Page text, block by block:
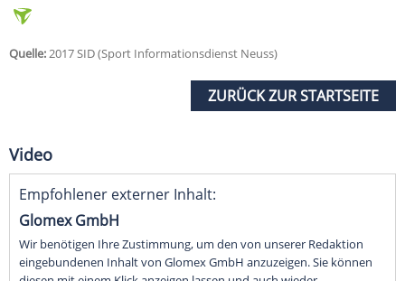
Quelle:2017 SID (Sport Informationsdienst Neuss)
ZURÜCK ZUR STARTSEITE
Video
Empfohlener externer Inhalt:
Glomex GmbH
Wir benötigen Ihre Zustimmung, um den von unserer Redaktion
eingebundenen Inhalt von Glomex GmbH anzuzeigen. Sie können